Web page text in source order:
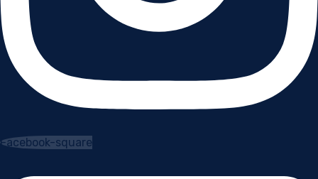
Facebook-square